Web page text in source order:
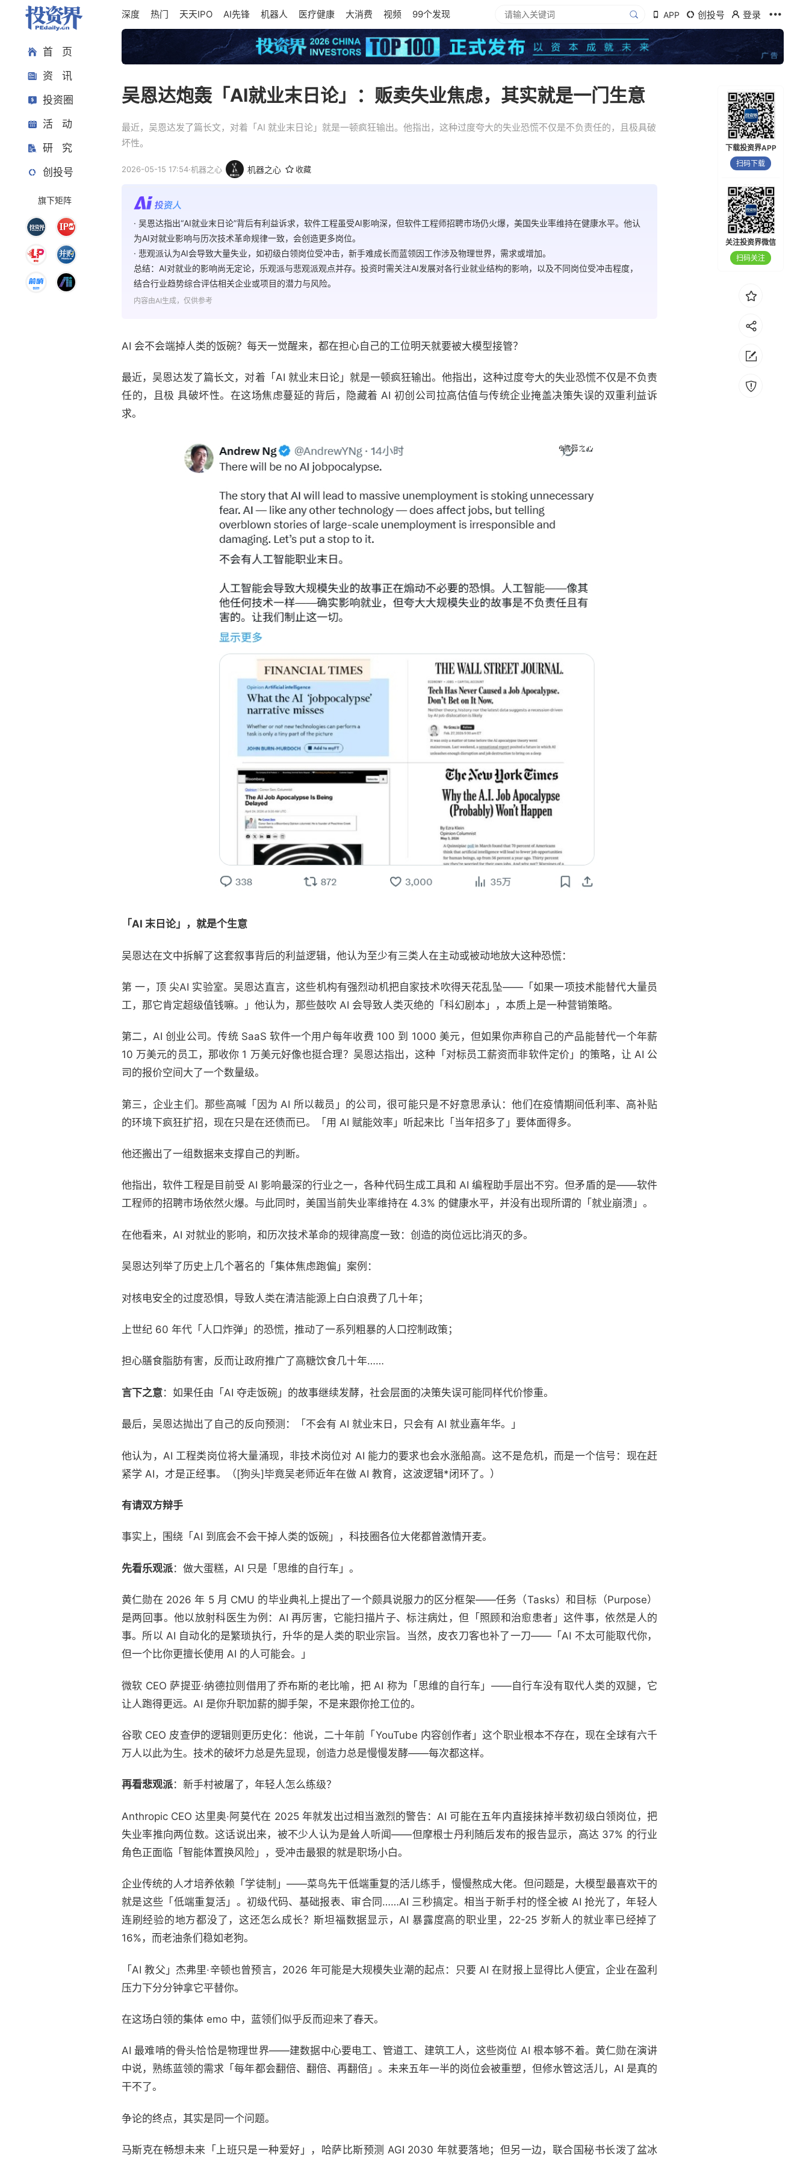
首 页
资 讯
投资圈
活 动
研 究
创投号
旗下矩阵
深度 热门 天天IPO AI先锋 机器人 医疗健康 大消费 视频 99个发现 APP 创投号 登录
吴恩达炮轰「AI就业末日论」：贩卖失业焦虑，其实就是一门生意
最近，吴恩达发了篇长文，对着「AI 就业末日论」就是一顿疯狂输出。他指出，这种过度夸大的失业恐慌不仅是不负责任的，且极具破
坏性。
2026-05-15 17:54·机器之心 机器之心 收藏
· 吴恩达指出“AI就业末日论”背后有利益诉求，软件工程虽受AI影响深，但软件工程师招聘市场仍火爆，美国失业率维持在健康水平。他认
为AI对就业影响与历次技术革命规律一致，会创造更多岗位。
· 悲观派认为AI会导致大量失业，如初级白领岗位受冲击，新手难成长而蓝领因工作涉及物理世界，需求或增加。
总结：AI对就业的影响尚无定论，乐观派与悲观派观点并存。投资时需关注AI发展对各行业就业结构的影响，以及不同岗位受冲击程度，
结合行业趋势综合评估相关企业或项目的潜力与风险。
内容由AI生成，仅供参考
AI 会不会端掉人类的饭碗？每天一觉醒来，都在担心自己的工位明天就要被大模型接管？
最近，吴恩达发了篇长文，对着「AI 就业末日论」就是一顿疯狂输出。他指出，这种过度夸大的失业恐慌不仅是不负责
任的，且极 具破坏性。在这场焦虑蔓延的背后，隐藏着 AI 初创公司拉高估值与传统企业掩盖决策失误的双重利益诉
求。
「AI 末日论」，就是个生意
吴恩达在文中拆解了这套叙事背后的利益逻辑，他认为至少有三类人在主动或被动地放大这种恐慌：
第 一，顶 尖AI 实验室。吴恩达直言，这些机构有强烈动机把自家技术吹得天花乱坠——「如果一项技术能替代大量员
工，那它肯定超级值钱嘛。」他认为，那些鼓吹 AI 会导致人类灭绝的「科幻剧本」，本质上是一种营销策略。
第二，AI 创业公司。传统 SaaS 软件一个用户每年收费 100 到 1000 美元，但如果你声称自己的产品能替代一个年薪
10 万美元的员工，那收你 1 万美元好像也挺合理？吴恩达指出，这种「对标员工薪资而非软件定价」的策略，让 AI 公
司的报价空间大了一个数量级。
第三，企业主们。那些高喊「因为 AI 所以裁员」的公司，很可能只是不好意思承认：他们在疫情期间低利率、高补贴
的环境下疯狂扩招，现在只是在还债而已。「用 AI 赋能效率」听起来比「当年招多了」要体面得多。
他还搬出了一组数据来支撑自己的判断。
他指出，软件工程是目前受 AI 影响最深的行业之一，各种代码生成工具和 AI 编程助手层出不穷。但矛盾的是——软件
工程师的招聘市场依然火爆。与此同时，美国当前失业率维持在 4.3% 的健康水平，并没有出现所谓的「就业崩溃」。
在他看来，AI 对就业的影响，和历次技术革命的规律高度一致：创造的岗位远比消灭的多。
吴恩达列举了历史上几个著名的「集体焦虑跑偏」案例：
对核电安全的过度恐惧，导致人类在清洁能源上白白浪费了几十年；
上世纪 60 年代「人口炸弹」的恐慌，推动了一系列粗暴的人口控制政策；
担心膳食脂肪有害，反而让政府推广了高糖饮食几十年……
言下之意：如果任由「AI 夺走饭碗」的故事继续发酵，社会层面的决策失误可能同样代价惨重。
最后，吴恩达抛出了自己的反向预测：「不会有 AI 就业末日，只会有 AI 就业嘉年华。」
他认为，AI 工程类岗位将大量涌现，非技术岗位对 AI 能力的要求也会水涨船高。这不是危机，而是一个信号：现在赶
紧学 AI，才是正经事。（[狗头]毕竟吴老师近年在做 AI 教育，这波逻辑*闭环了。）
有请双方辩手
事实上，围绕「AI 到底会不会干掉人类的饭碗」，科技圈各位大佬都曾激情开麦。
先看乐观派：做大蛋糕，AI 只是「思维的自行车」。
黄仁勋在 2026 年 5 月 CMU 的毕业典礼上提出了一个颇具说服力的区分框架——任务（Tasks）和目标（Purpose）
是两回事。他以放射科医生为例：AI 再厉害，它能扫描片子、标注病灶，但「照顾和治愈患者」这件事，依然是人的
事。所以 AI 自动化的是繁琐执行，升华的是人类的职业宗旨。当然，皮衣刀客也补了一刀——「AI 不太可能取代你，
但一个比你更擅长使用 AI 的人可能会。」
微软 CEO 萨提亚·纳德拉则借用了乔布斯的老比喻，把 AI 称为「思维的自行车」——自行车没有取代人类的双腿，它
让人跑得更远。AI 是你升职加薪的脚手架，不是来跟你抢工位的。
谷歌 CEO 皮查伊的逻辑则更历史化：他说，二十年前「YouTube 内容创作者」这个职业根本不存在，现在全球有六千
万人以此为生。技术的破坏力总是先显现，创造力总是慢慢发酵——每次都这样。
再看悲观派：新手村被屠了，年轻人怎么练级？
Anthropic CEO 达里奥·阿莫代在 2025 年就发出过相当激烈的警告：AI 可能在五年内直接抹掉半数初级白领岗位，把
失业率推向两位数。这话说出来，被不少人认为是耸人听闻——但摩根士丹利随后发布的报告显示，高达 37% 的行业
角色正面临「智能体置换风险」，受冲击最狠的就是职场小白。
企业传统的人才培养依赖「学徒制」——菜鸟先干低端重复的活儿练手，慢慢熬成大佬。但问题是，大模型最喜欢干的
就是这些「低端重复活」。初级代码、基础报表、审合同……AI 三秒搞定。相当于新手村的怪全被 AI 抢光了，年轻人
连刷经验的地方都没了，这还怎么成长？斯坦福数据显示，AI 暴露度高的职业里，22-25 岁新人的就业率已经掉了
16%，而老油条们稳如老狗。
「AI 教父」杰弗里·辛顿也曾预言，2026 年可能是大规模失业潮的起点：只要 AI 在财报上显得比人便宜，企业在盈利
压力下分分钟拿它平替你。
在这场白领的集体 emo 中，蓝领们似乎反而迎来了春天。
AI 最难啃的骨头恰恰是物理世界——建数据中心要电工、管道工、建筑工人，这些岗位 AI 根本够不着。黄仁勋在演讲
中说，熟练蓝领的需求「每年都会翻倍、翻倍、再翻倍」。未来五年一半的岗位会被重塑，但修水管这活儿，AI 是真的
干不了。
争论的终点，其实是同一个问题。
马斯克在畅想未来「上班只是一种爱好」，哈萨比斯预测 AGI 2030 年就要落地；但另一边，联合国秘书长泼了盆冰
下载投资界APP
扫码下载
关注投资界微信
扫码关注